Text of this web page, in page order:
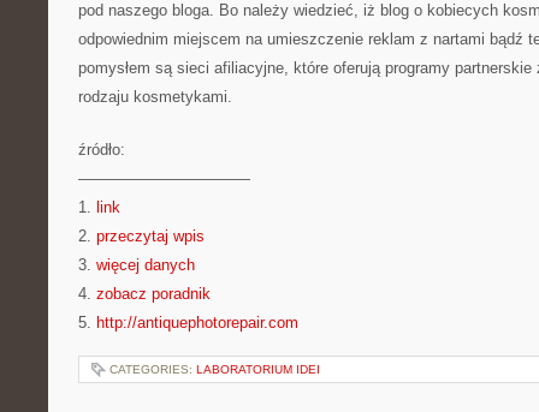
pod naszego bloga. Bo należy wiedzieć, iż blog o kobiecych
odpowiednim miejscem na umieszczenie reklam z nartami bądź
pomysłem są sieci afiliacyjne, które oferują programy
rodzaju kosmetykami.
źródło:
———————————
1. link
2. przeczytaj wpis
3. więcej danych
4. zobacz poradnik
5. http://antiquephotorepair.com
CATEGORIES: LABORATORIUM IDEI